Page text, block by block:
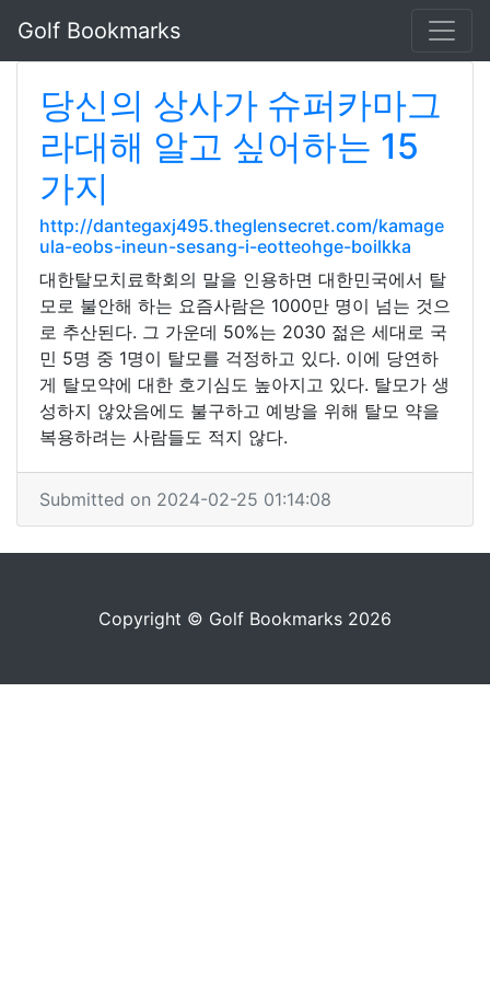
Golf Bookmarks
당신의 상사가 슈퍼카마그
라대해 알고 싶어하는 15
가지
http://dantegaxj495.theglensecret.com/kamage
ula-eobs-ineun-sesang-i-eotteohge-boilkka
대한탈모치료학회의 말을 인용하면 대한민국에서 탈
모로 불안해 하는 요즘사람은 1000만 명이 넘는 것으
로 추산된다. 그 가운데 50%는 2030 젊은 세대로 국
민 5명 중 1명이 탈모를 걱정하고 있다. 이에 당연하
게 탈모약에 대한 호기심도 높아지고 있다. 탈모가 생
성하지 않았음에도 불구하고 예방을 위해 탈모 약을
복용하려는 사람들도 적지 않다.
Submitted on 2024-02-25 01:14:08
Copyright © Golf Bookmarks 2026